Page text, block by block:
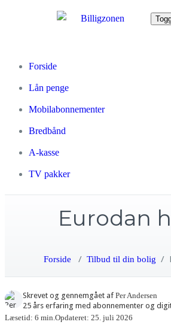
Forside
Lån penge
Mobilabonnementer
Bredbånd
A-kasse
TV pakker
Eurodan
Forside / Tilbud til din bolig /
Skrevet og gennemgået af Per Andersen
25 års erfaring med abonnementer og
Læsetid: 6 min.Opdateret: 25. juli 2026